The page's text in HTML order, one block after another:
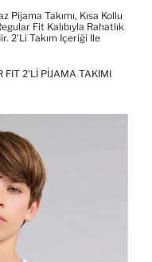
Takımı, Kısa Kollu
Fit Kalıbıyla Rahatlık
2'li Takım Içeriği Ile
FIT 2'LI PIJAMA TAKIMI